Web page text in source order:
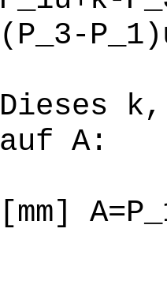
(P_3-
Dieses
auf A:
[mm]